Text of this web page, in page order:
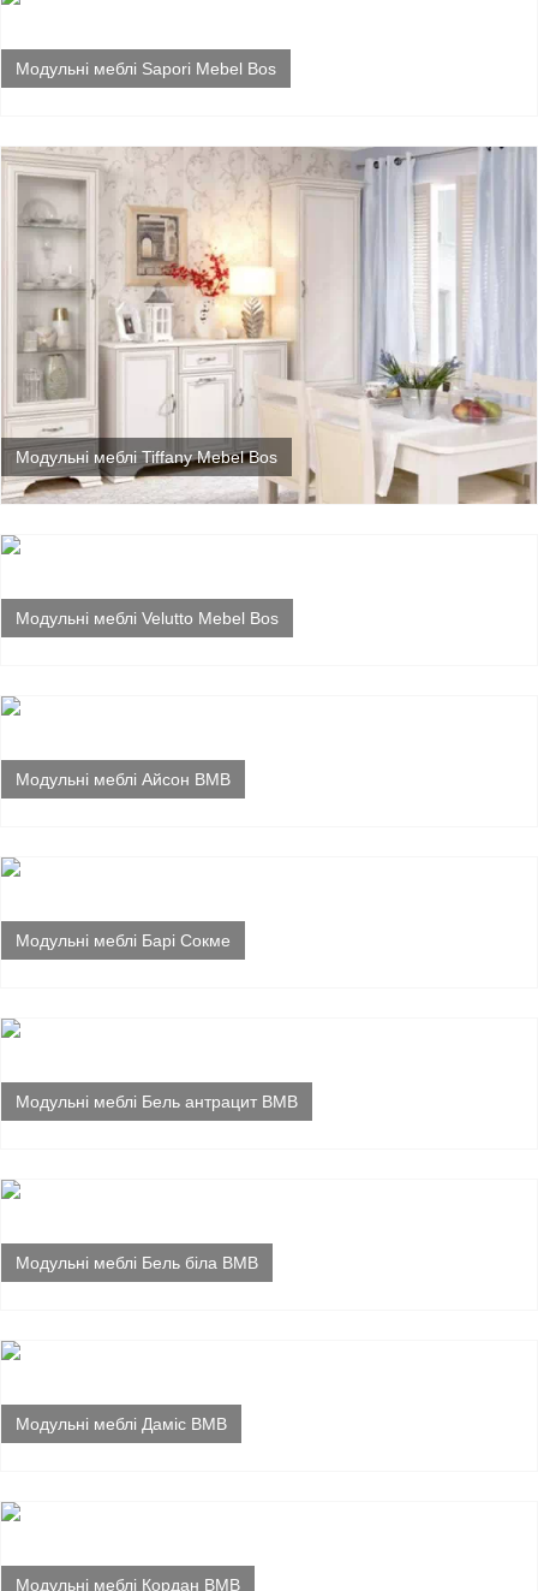
Модульні меблі Sapori Mebel Bos
Модульні меблі Tiffany Mebel Bos
Модульні меблі Velutto Mebel Bos
Модульні меблі Айсон ВМВ
Модульні меблі Барі Сокме
Модульні меблі Бель антрацит ВМВ
Модульні меблі Бель біла ВМВ
Модульні меблі Даміс ВМВ
Модульні меблі Кордан ВМВ